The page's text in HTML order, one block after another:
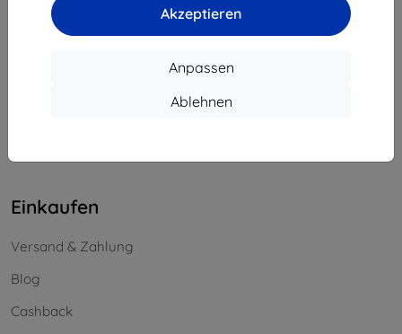
Akzeptieren
Anpassen
Ablehnen
info@top4mobile.eu
Einkaufen
Versand & Zahlung
Blog
Cashback